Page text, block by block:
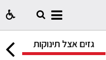
גזים אצל תינוקות